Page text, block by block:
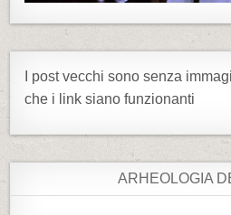
I post vecchi sono senza
che i link siano funzionanti
ARHEOLOGIA